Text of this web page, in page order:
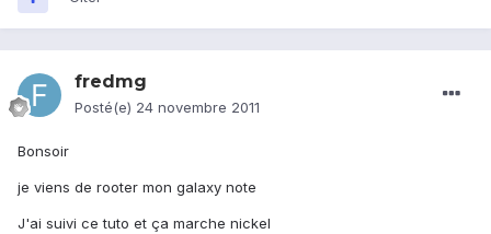
fredmg
Posté(e) 24 novembre 2011
Bonsoir
je viens de rooter mon galaxy note
J'ai suivi ce tuto et ça marche nickel